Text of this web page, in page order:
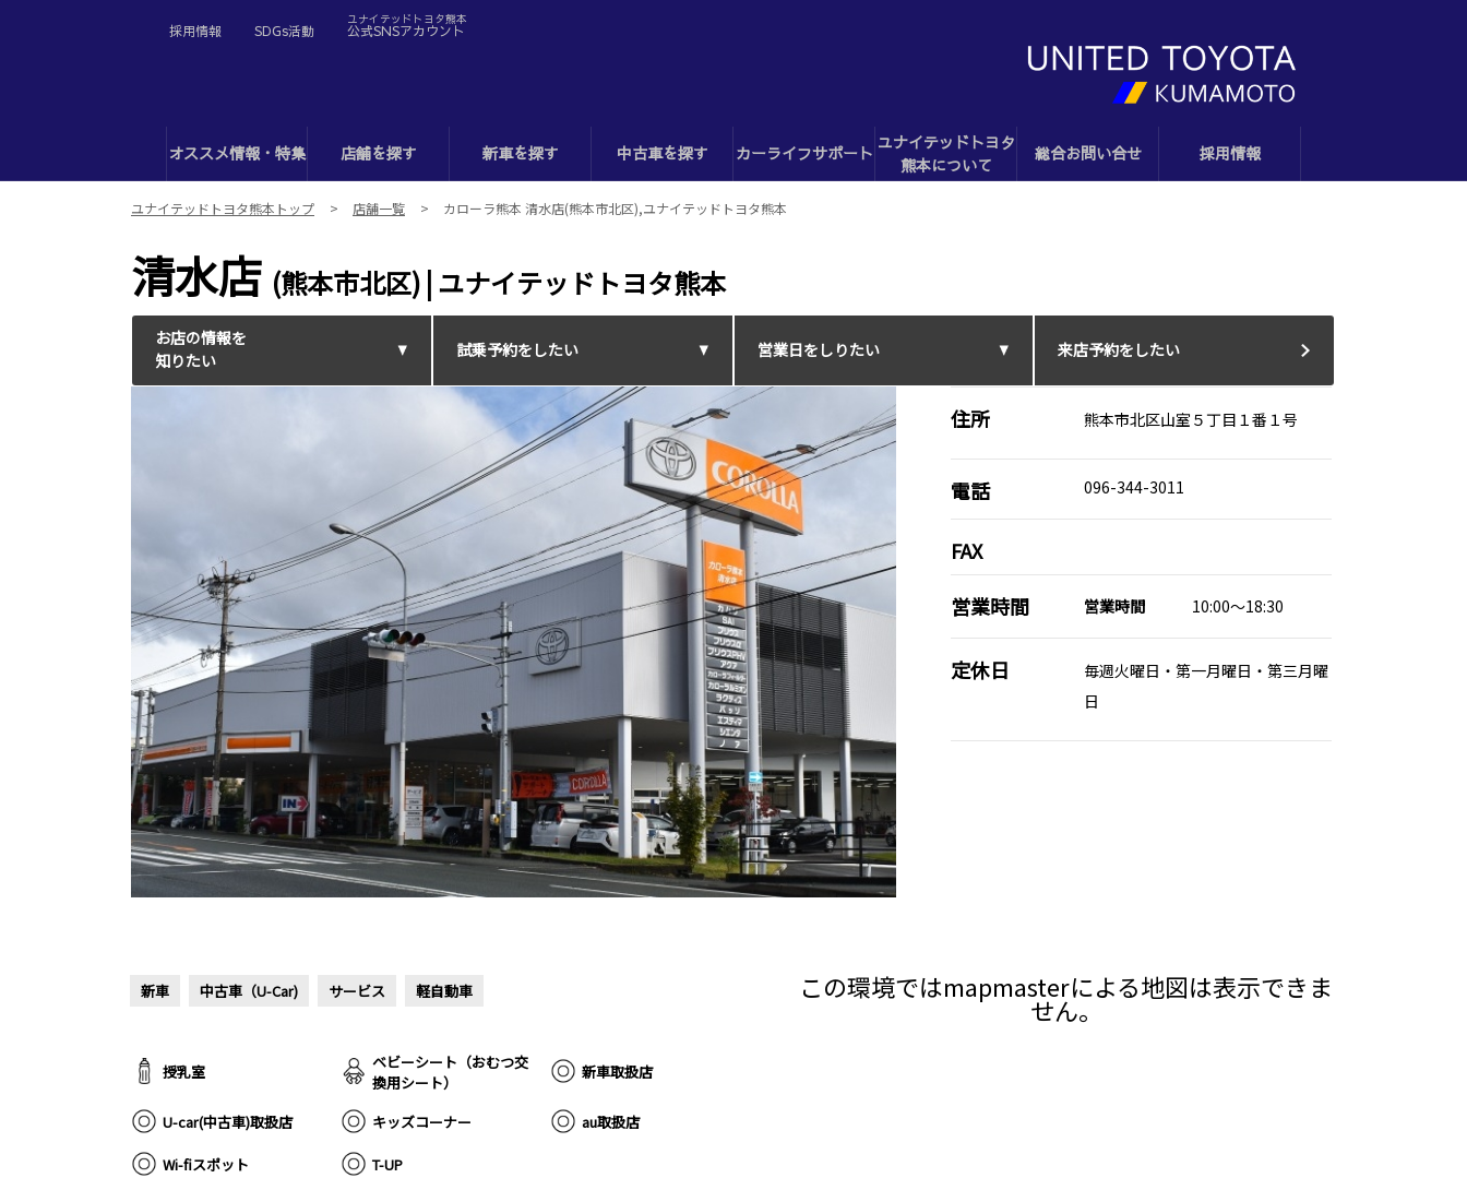
オススメ情報・特集 店舗を探す 新車を探す 中古車を探す カーライフサポート ユナイテッドトヨタ
熊本について
総合お問い合せ 採用情報
採用情報 SDGs活動
ユナイテッドトヨタ熊本
公式SNSアカウント
ユナイテッドトヨタ熊本トップ 店舗一覧 カローラ熊本 清水店(熊本市北区),ユナイテッドトヨタ熊本
清水店 (熊本市北区) | ユナイテッドトヨタ熊本
お店の情報を
知りたい
試乗予約をしたい 営業日をしりたい 来店予約をしたい
住所 熊本市北区山室５丁目１番１号
電話 096-344-3011
FAX
営業時間
営業時間 10:00～18:30
定休日
毎週火曜日・第一月曜日・第三月曜
日
新車 中古車（U-Car) サービス 軽自動車
授乳室
ベビーシート（おむつ交
換用シート）
新車取扱店
U-car(中古車)取扱店 キッズコーナー au取扱店
Wi-fiスポット T-UP
この環境ではmapmasterによる地図は表示できま
せん。